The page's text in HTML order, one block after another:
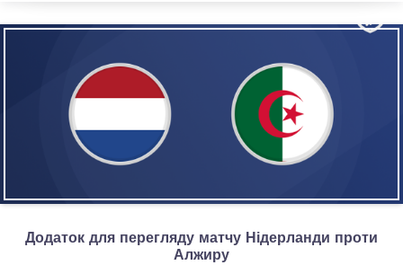
Додаток для перегляду матчу Нідерланди проти
Алжиру